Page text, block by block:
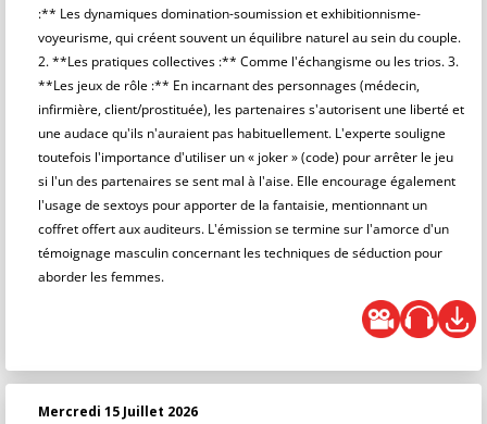
:** Les dynamiques domination-soumission et exhibitionnisme-
voyeurisme, qui créent souvent un équilibre naturel au sein du couple.
2. **Les pratiques collectives :** Comme l'échangisme ou les trios. 3.
**Les jeux de rôle :** En incarnant des personnages (médecin,
infirmière, client/prostituée), les partenaires s'autorisent une liberté et
une audace qu'ils n'auraient pas habituellement. L'experte souligne
toutefois l'importance d'utiliser un « joker » (code) pour arrêter le jeu
si l'un des partenaires se sent mal à l'aise. Elle encourage également
l'usage de sextoys pour apporter de la fantaisie, mentionnant un
coffret offert aux auditeurs. L'émission se termine sur l'amorce d'un
témoignage masculin concernant les techniques de séduction pour
aborder les femmes.
Mercredi 15 Juillet 2026